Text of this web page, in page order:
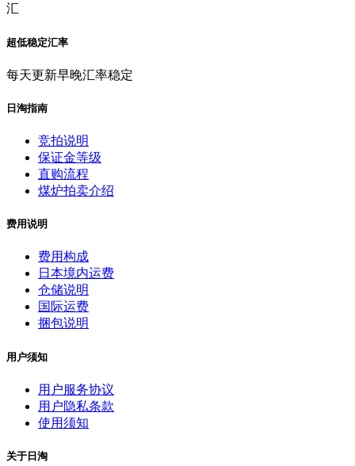
汇
超低稳定汇率
每天更新早晚汇率稳定
日淘指南
竞拍说明
保证金等级
直购流程
煤炉拍卖介绍
费用说明
费用构成
日本境内运费
仓储说明
国际运费
捆包说明
用户须知
用户服务协议
用户隐私条款
使用须知
关于日淘